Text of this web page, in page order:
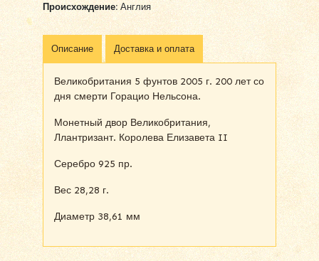
Происхождение:Англия
Описание Доставка и оплата
Великобритания 5 фунтов 2005 г. 200 лет со
дня смерти Горацио Нельсона.
Монетный двор Великобритания,
Ллантризант. Королева Елизавета II
Серебро 925 пр.
Вес 28,28 г.
Диаметр 38,61 мм